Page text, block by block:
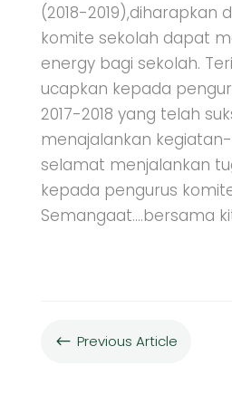
(2018-2019),diharapkan
komite sekolah dapat
energy bagi sekolah.
ucapkan kepada
2017-2018 yang telah
menajalankan
selamat menjalankan
kepada pengurus
Semangaat….bersama
# Previous Article